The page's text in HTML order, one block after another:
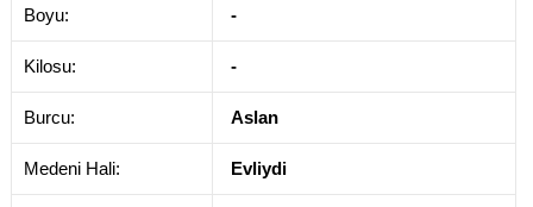
Boyu: -
Kilosu: -
Burcu: Aslan
Medeni Hali: Evliydi